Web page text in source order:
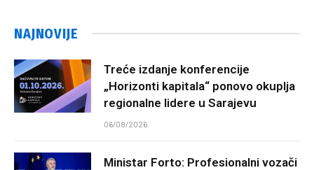
NAJNOVIJE
Treće izdanje konferencije
„Horizonti kapitala“ ponovo okuplja
regionalne lidere u Sarajevu
06/08/2026
Ministar Forto: Profesionalni vozači